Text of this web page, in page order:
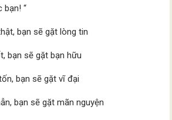
bạn! “
bạn sẽ gặt lòng tin
bạn sẽ gặt bạn hữu
bạn sẽ gặt vĩ đại
bạn sẽ gặt mãn nguyện